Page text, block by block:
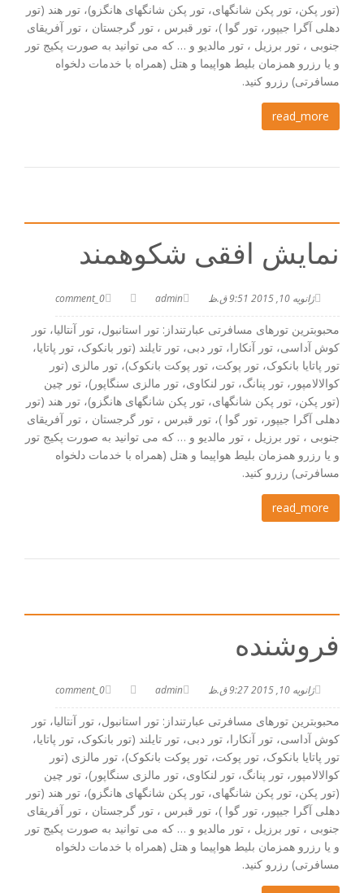
(تور پکن، تور پکن شانگهای، تور پکن شانگهای هانگزو)، تور هند (تور
دهلی آگرا جیپور، تور گوا )، تور قبرس ، تور گرجستان ، تور آفریقای
جنوبی ، تور برزیل ، تور مالدیو و … که می توانید به صورت پکیج تور
و یا رزرو همزمان بلیط هواپیما و هتل (همراه با خدمات دلخواه
مسافرتی) رزرو کنید.
read_more
نمایش افقی شکوهمند
ژانویه 10, 2015 9:51 ق.ظ admin
0_comment
محبوبترین تورهای مسافرتی عبارتنداز: تور استانبول، تور آنتالیا، تور
کوش آداسی، تور آنکارا، تور دبی، تور تایلند (تور بانکوک، تور پاتایا،
تور پاتایا بانکوک، تور پوکت، تور پوکت بانکوک)، تور مالزی (تور
کوالالامپور، تور پنانگ، تور لنکاوی، تور مالزی سنگاپور)، تور چین
(تور پکن، تور پکن شانگهای، تور پکن شانگهای هانگزو)، تور هند (تور
دهلی آگرا جیپور، تور گوا )، تور قبرس ، تور گرجستان ، تور آفریقای
جنوبی ، تور برزیل ، تور مالدیو و … که می توانید به صورت پکیج تور
و یا رزرو همزمان بلیط هواپیما و هتل (همراه با خدمات دلخواه
مسافرتی) رزرو کنید.
read_more
فروشنده
ژانویه 10, 2015 9:27 ق.ظ admin
0_comment
محبوبترین تورهای مسافرتی عبارتنداز: تور استانبول، تور آنتالیا، تور
کوش آداسی، تور آنکارا، تور دبی، تور تایلند (تور بانکوک، تور پاتایا،
تور پاتایا بانکوک، تور پوکت، تور پوکت بانکوک)، تور مالزی (تور
کوالالامپور، تور پنانگ، تور لنکاوی، تور مالزی سنگاپور)، تور چین
(تور پکن، تور پکن شانگهای، تور پکن شانگهای هانگزو)، تور هند (تور
دهلی آگرا جیپور، تور گوا )، تور قبرس ، تور گرجستان ، تور آفریقای
جنوبی ، تور برزیل ، تور مالدیو و … که می توانید به صورت پکیج تور
و یا رزرو همزمان بلیط هواپیما و هتل (همراه با خدمات دلخواه
مسافرتی) رزرو کنید.